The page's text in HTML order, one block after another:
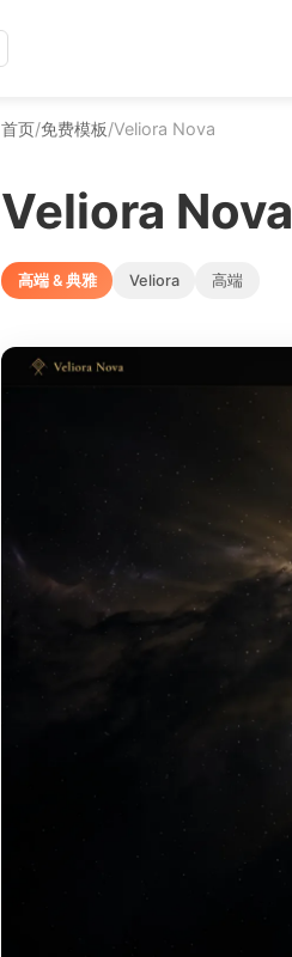
首页/免费模板/Veliora Nova
Veliora Nova
高端 & 典雅 Veliora 高端